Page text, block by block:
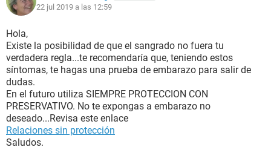
22 jul 2019 a las 12:59
Hola,
Existe la posibilidad de que el sangrado no fuera tu
verdadera regla...te recomendaría que, teniendo estos
síntomas, te hagas una prueba de embarazo para salir de
dudas.
En el futuro utiliza SIEMPRE PROTECCION CON
PRESERVATIVO. No te expongas a embarazo no
deseado...Revisa este enlace
Relaciones sin protección
Saludos.